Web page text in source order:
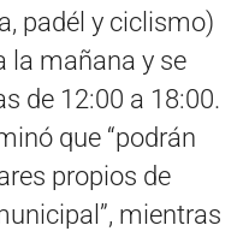
padél y ciclismo)
la mañana y se
de 12:00 a 18:00.
que “podrán
propios de
mientras